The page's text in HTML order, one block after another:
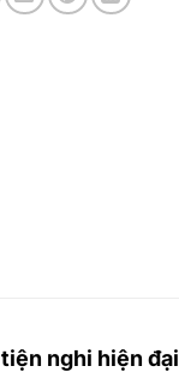
nghi hiện đại